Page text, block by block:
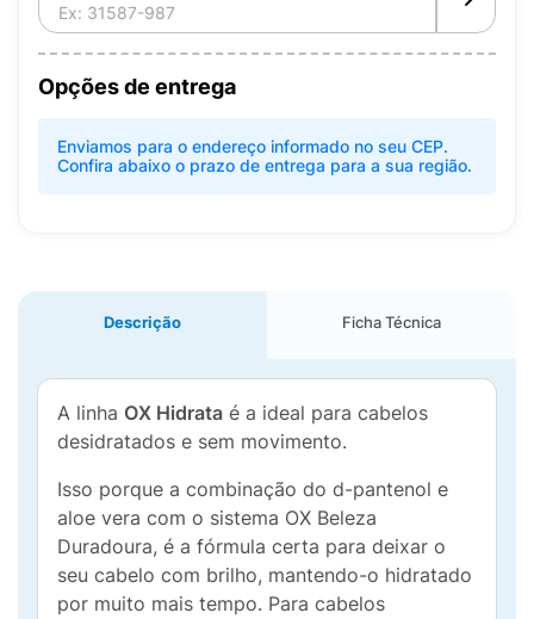
Opções de entrega
Enviamos para o endereço informado no seu CEP.
Confira abaixo o prazo de entrega para a sua região.
Descrição Ficha Técnica
A linha OX Hidrata é a ideal para cabelos
desidratados e sem movimento.
Isso porque a combinação do d-pantenol e
aloe vera com o sistema OX Beleza
Duradoura, é a fórmula certa para deixar o
seu cabelo com brilho, mantendo-o hidratado
por muito mais tempo. Para cabelos